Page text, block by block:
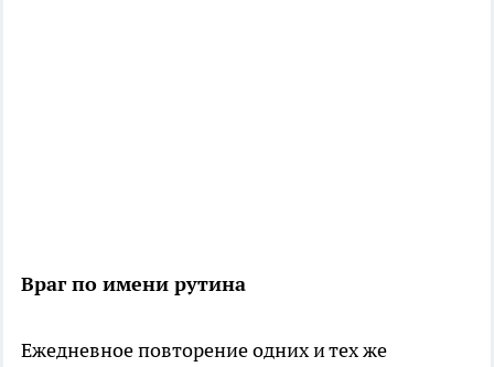
Враг по имени рутина
Ежедневное повторение одних и тех же